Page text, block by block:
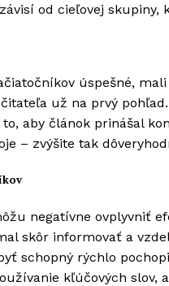
od cieľovej skupiny,
úspešné,
už na prvý pohľad.
aby článok prinášal
– zvýšite tak
negatívne ovplyvniť
skôr informovať a
schopný rýchlo
kľúčových slov,